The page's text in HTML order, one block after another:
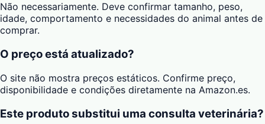
Não necessariamente. Deve confirmar tamanho, peso,
idade, comportamento e necessidades do animal antes de
comprar.
O preço está atualizado?
O site não mostra preços estáticos. Confirme preço,
disponibilidade e condições diretamente na Amazon.es.
Este produto substitui uma consulta veterinária?